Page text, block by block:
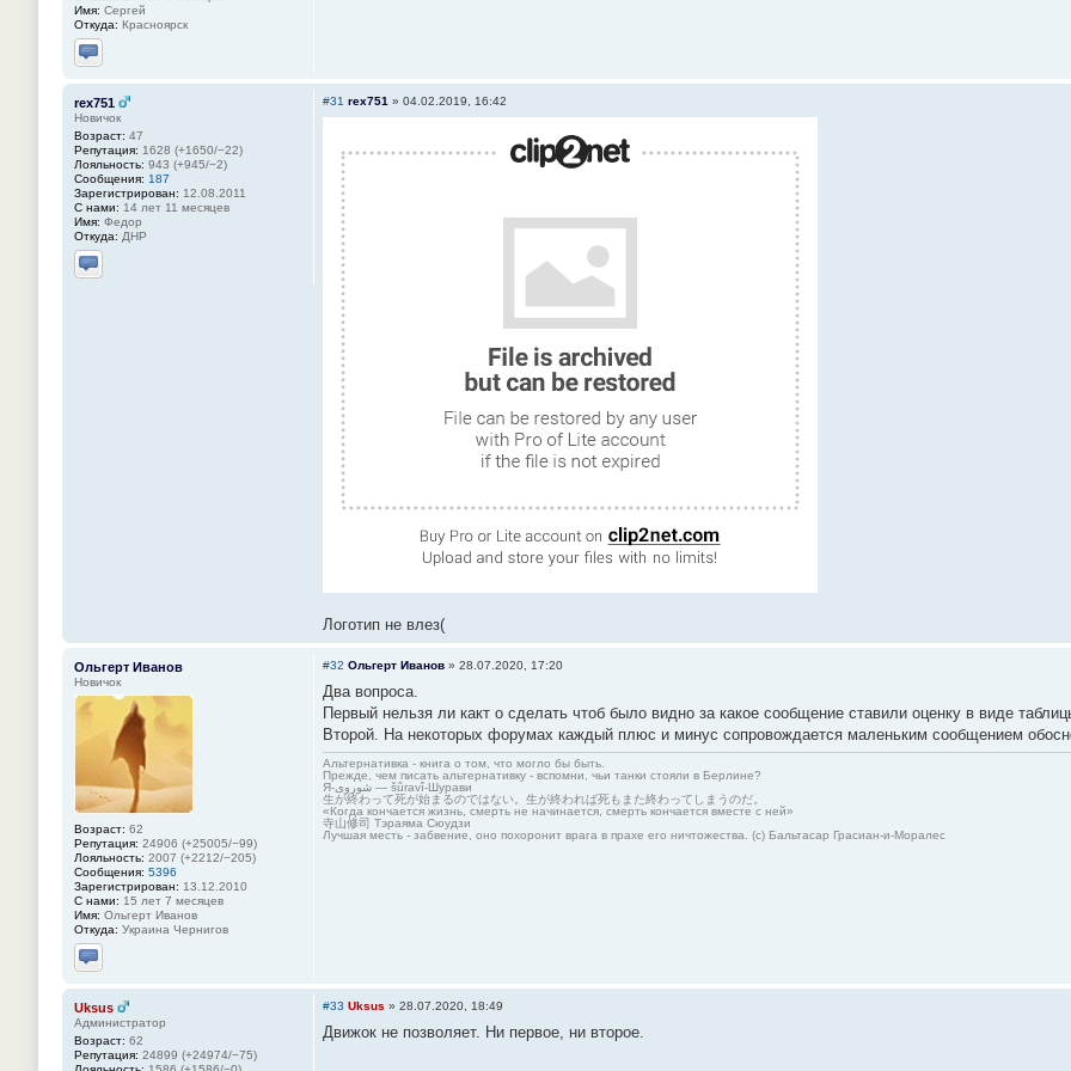
Имя: Сергей
Откуда: Красноярск
Отправить личное сообщение
rex751
Новичок
Возраст: 47
Репутация: 1628 (+1650/−22)
Лояльность: 943 (+945/−2)
Сообщения: 187
Зарегистрирован: 12.08.2011
С нами: 14 лет 11 месяцев
Имя: Федор
Откуда: ДНР
Отправить личное сообщение
#31 rex751 » 04.02.2019, 16:42
Логотип не влез(
Ольгерт Иванов
Новичок
Возраст: 62
Репутация: 24906 (+25005/−99)
Лояльность: 2007 (+2212/−205)
Сообщения: 5396
Зарегистрирован: 13.12.2010
С нами: 15 лет 7 месяцев
Имя: Ольгерт Иванов
Откуда: Украина Чернигов
Отправить личное сообщение
#32 Ольгерт Иванов » 28.07.2020, 17:20
Два вопроса.
Первый нельзя ли какт о сделать чтоб было видно за какое сообщение ставили оценку в виде
Второй. На некоторых форумах каждый плюс и минус сопровождается маленьким сообщением
Альтернативка - книга о том, что могло бы быть.
Прежде, чем писать альтернативку - вспомни, чьи танки стояли в Берлине?
Я-شوروی — šûravî-Шурави
生が終わって死が始まるのではない。生が終われば死もまた終わってしまうのだ。
«Когда кончается жизнь, смерть не начинается, смерть кончается вместе с ней»
寺山修司 Тэраяма Сюудзи
Лучшая месть - забвение, оно похоронит врага в прахе его ничтожества. (с) Бальтасар Грасиан-и-Моралес
Uksus
Администратор
Возраст: 62
Репутация: 24899 (+24974/−75)
#33 Uksus » 28.07.2020, 18:49
Движок не позволяет. Ни первое, ни второе.